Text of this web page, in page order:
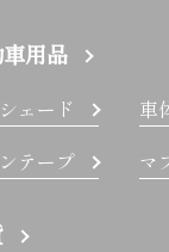
車用品
ェード 車
テープ
マ